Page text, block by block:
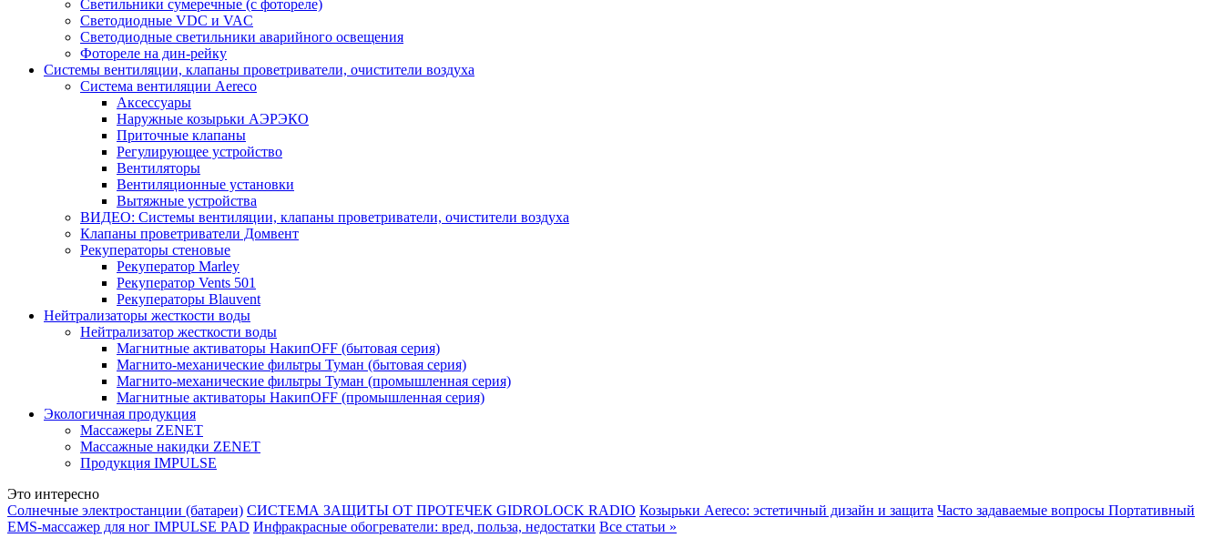
Светильники сумеречные (с фотореле)
Светодиодные VDC и VAC
Светодиодные светильники аварийного освещения
Фотореле на дин-рейку
Системы вентиляции, клапаны проветриватели, очистители воздуха
Система вентиляции Aereco
Аксессуары
Наружные козырьки АЭРЭКО
Приточные клапаны
Регулирующее устройство
Вентиляторы
Вентиляционные установки
Вытяжные устройства
ВИДЕО: Системы вентиляции, клапаны проветриватели, очистители воздуха
Клапаны проветриватели Домвент
Рекуператоры стеновые
Рекуператор Marley
Рекуператор Vents 501
Рекуператоры Blauvent
Нейтрализаторы жесткости воды
Нейтрализатор жесткости воды
Магнитные активаторы НакипOFF (бытовая серия)
Магнито-механические фильтры Туман (бытовая серия)
Магнито-механические фильтры Туман (промышленная серия)
Магнитные активаторы НакипOFF (промышленная серия)
Экологичная продукция
Массажеры ZENET
Массажные накидки ZENET
Продукция IMPULSE
Это интересно
Солнечные электростанции (батареи) СИСТЕМА ЗАЩИТЫ ОТ ПРОТЕЧЕК GIDROLOCK RADIO Козырьки Aereco: эстетичный дизайн и защита Часто задаваемые вопросы Портативный
ЕМS-массажер для ног IMPULSE PAD Инфракрасные обогреватели: вред, польза, недостатки Все статьи »